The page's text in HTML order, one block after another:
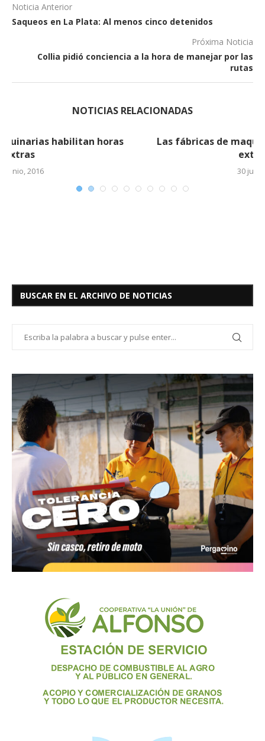
Noticia Anterior
Saqueos en La Plata: Al menos cinco detenidos
Próxima Noticia
Collia pidió conciencia a la hora de manejar por las
rutas
NOTICIAS RELACIONADAS
Las fábricas de maquinarias habilitan horas
BUSCAR EN EL ARCHIVO DE NOTICIAS